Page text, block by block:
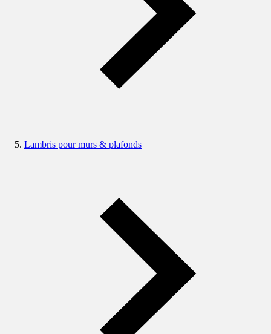
Lambris pour murs & plafonds